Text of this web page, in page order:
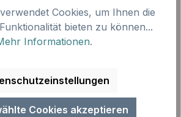
Mer…Mehr
Cookies, um Ihnen die
bieten zu können...
Informationen.
Cookies akzeptieren